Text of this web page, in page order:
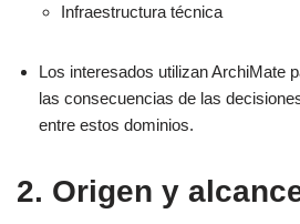
Infraestructura técnica
Los interesados utilizan ArchiMate
las consecuencias de las
entre estos dominios.
2. Origen y